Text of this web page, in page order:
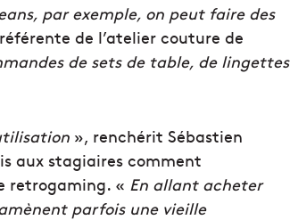
par exemple, on peut faire des
de l’atelier couture de
de sets de table, de lingettes
», renchérit Sébastien
aux stagiaires comment
retrogaming. « En allant acheter
parfois une vieille